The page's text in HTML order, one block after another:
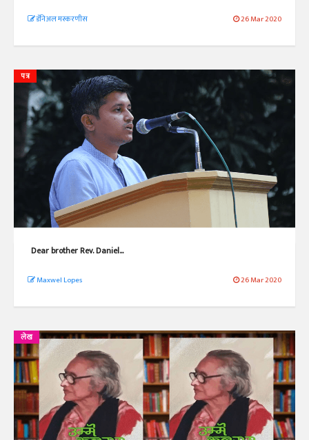
डॅनिअल मस्करणीस 26 Mar 2020
पत्र
Dear brother Rev. Daniel...
Maxwel Lopes 26 Mar 2020
लेख